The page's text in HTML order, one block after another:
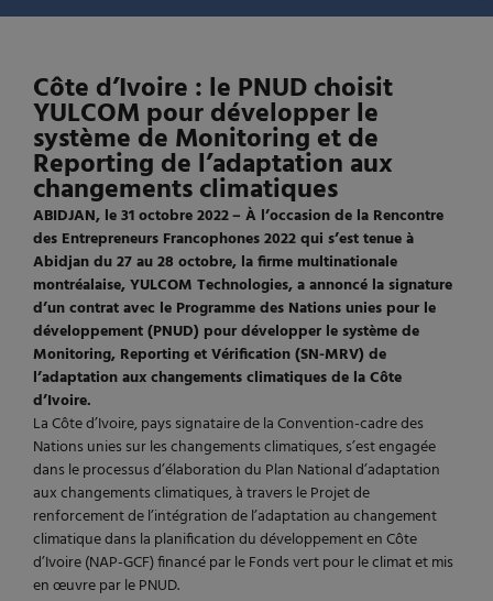
Côte d’Ivoire : le PNUD choisit
YULCOM pour développer le
système de Monitoring et de
Reporting de l’adaptation aux
changements climatiques
ABIDJAN, le31octobre 2022– À l’occasion de la Rencontre
des Entrepreneurs Francophones 2022 qui s’est tenue à
Abidjan du 27 au 28 octobre, la firme multinationale
montréalaise, YULCOM Technologies, a annoncé la signature
d’un contrat avec le Programme des Nations unies pour le
développement (PNUD) pour développer le système de
Monitoring, Reporting et Vérification (SN-MRV) de
l’adaptation aux changements climatiques de la Côte
d’Ivoire.
La Côte d’Ivoire, pays signataire de la Convention-cadre des
Nations unies sur les changements climatiques, s’est engagée
dans le processus d’élaboration du Plan National d’adaptation
aux changements climatiques, à travers le Projet de
renforcement de l’intégration de l’adaptation au changement
climatique dans la planification du développement en Côte
d’Ivoire (NAP-GCF) financé par le Fonds vert pour le climat et mis
en œuvre par le PNUD.